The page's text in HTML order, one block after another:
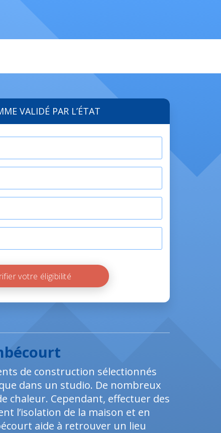
VALIDÉ PAR L’ÉTAT
Vérifier votre éligibilité
de construction sélectionnés
dans un studio. De nombreux
chaleur. Cependant, effectuer des
l’isolation de la maison et en
aide à retrouver un lieu